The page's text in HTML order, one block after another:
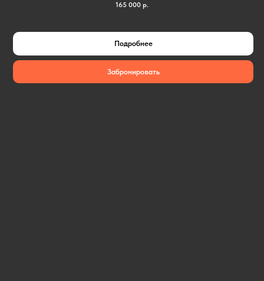
165 000 р.
Подробнее
Забронировать